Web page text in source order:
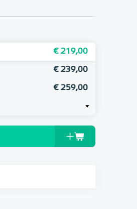
€ 219,00
€ 239,00
€ 259,00